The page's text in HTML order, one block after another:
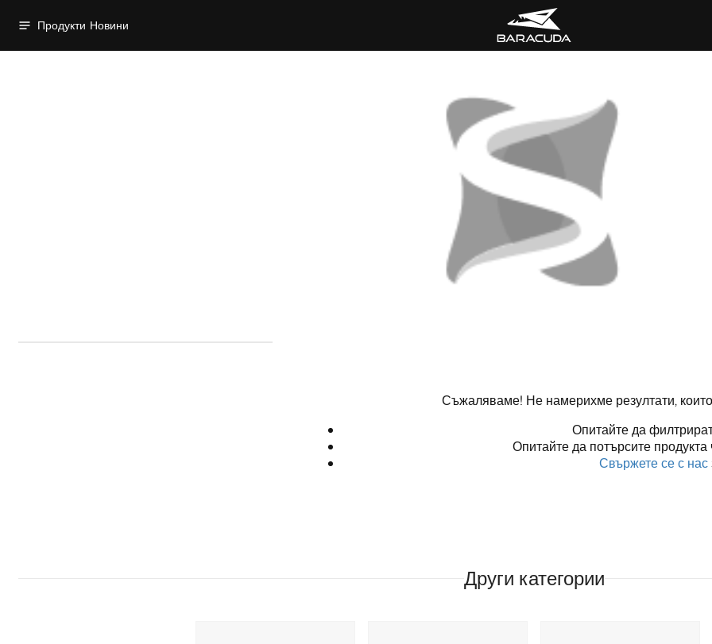
Продукти Новини
Съжаляваме! Не намерихме резултати,
Опитайте да
Опитайте да потърсите продукта
Свържете се с нас
Други категории